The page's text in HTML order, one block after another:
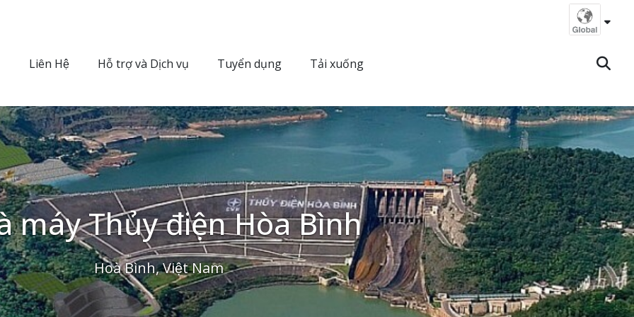
Liên Hệ Hỗ trợ và Dịch vụ Tuyển dụng Tải xuống
máy Thủy điện Hòa Bình
Hoà Bình, Việt Nam